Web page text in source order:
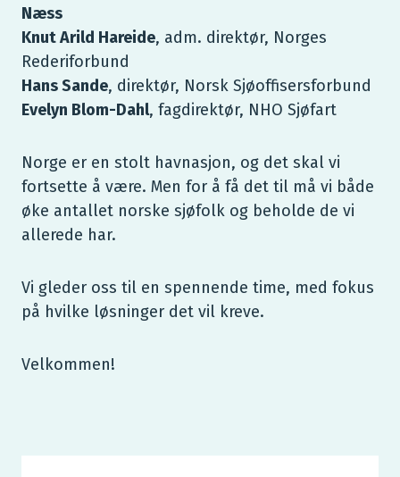
Næss
Knut Arild Hareide, adm. direktør, Norges
Rederiforbund
Hans Sande, direktør, Norsk Sjøoffisersforbund
Evelyn Blom-Dahl, fagdirektør, NHO Sjøfart
Norge er en stolt havnasjon, og det skal vi
fortsette å være. Men for å få det til må vi både
øke antallet norske sjøfolk og beholde de vi
allerede har.
Vi gleder oss til en spennende time, med fokus
på hvilke løsninger det vil kreve.
Velkommen!